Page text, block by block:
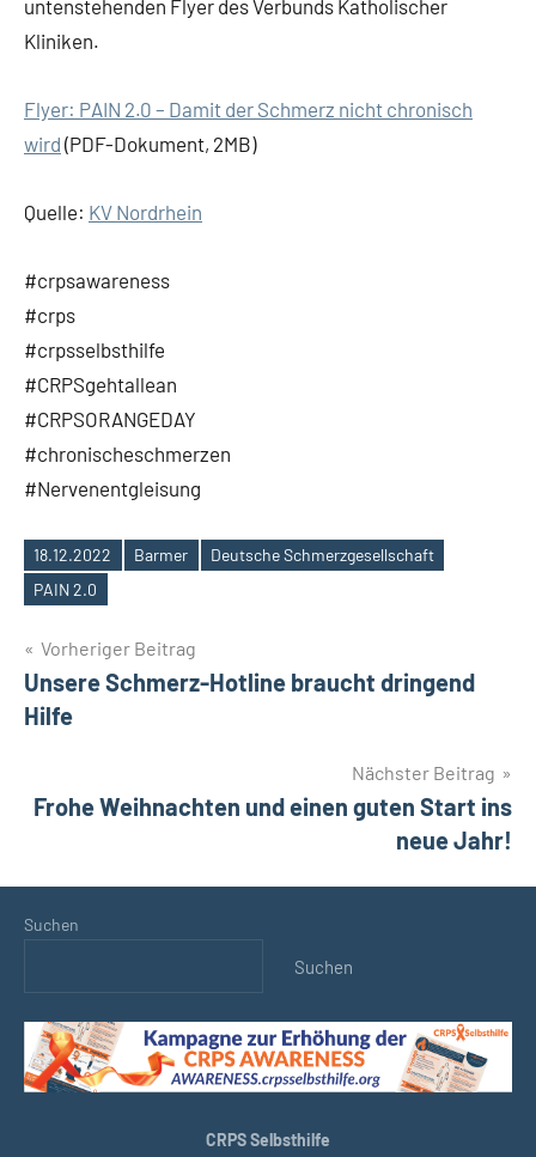
untenstehenden Flyer des Verbunds Katholischer
Kliniken.
Flyer: PAIN 2.0 – Damit der Schmerz nicht chronisch
wird (PDF-Dokument, 2MB)
Quelle: KV Nordrhein
#crpsawareness
#crps
#crpsselbsthilfe
#CRPSgehtallean
#CRPSORANGEDAY
#chronischeschmerzen
#Nervenentgleisung
Schlagwörter
18.12.2022 Barmer
Deutsche Schmerzgesellschaft
PAIN 2.0
Beitragsnavigation
Vorheriger Beitrag
Unsere Schmerz-Hotline braucht dringend
Hilfe
Nächster Beitrag
Frohe Weihnachten und einen guten Start ins
neue Jahr!
Suchen
Suchen
CRPS Selbsthilfe